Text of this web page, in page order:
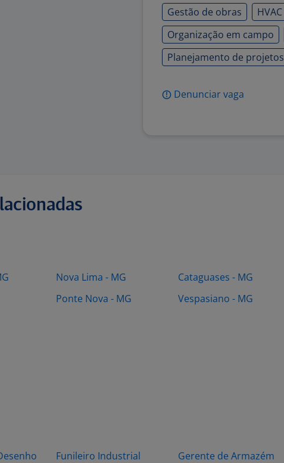
Gestão de obras HVAC
Organização em campo
Planejamento de projetos
Denunciar vaga
Nova Lima - MG
Ponte Nova - MG
Cataguases - MG
Vespasiano - MG
Funileiro Industrial
Gerente de Armazém